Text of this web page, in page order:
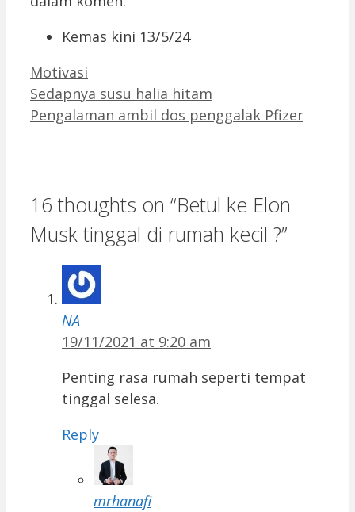
Kemas kini 13/5/24
Categories
Motivasi
Sedapnya susu halia hitam
Pengalaman ambil dos penggalak Pfizer
16 thoughts on “Betul ke Elon
Musk tinggal di rumah kecil ?”
NA
19/11/2021 at 9:20 am
Penting rasa rumah seperti tempat
tinggal selesa.
Reply
mrhanafi